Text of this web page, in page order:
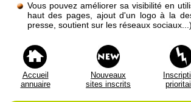
Vous pouvez améliorer sa visibilité en
haut des pages, ajout d'un logo à la
presse, soutient sur les réseaux sociaux...)
Accueil
annuaire
Nouveaux
sites inscrits